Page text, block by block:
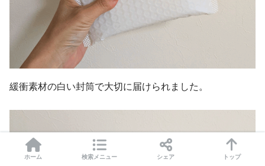
緩衝素材の白い封筒で大切に届けられました。
ホーム 検索メニュー シェア トップ